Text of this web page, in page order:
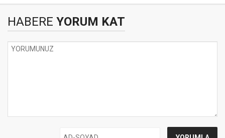
HABERE YORUM KAT